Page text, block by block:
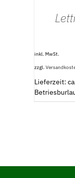
inkl. MwSt.
zzgl.
Lieferzeit: